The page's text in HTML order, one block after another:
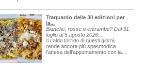
Traguardo delle 30 edizioni per
la...
Bianche, rosse o entrambe? Dal 31
luglio al 5 agosto 2026...
Il caldo torrido di questi giorni,
rende ancora più spasmodica
l'attesa dell'appuntamento con la...